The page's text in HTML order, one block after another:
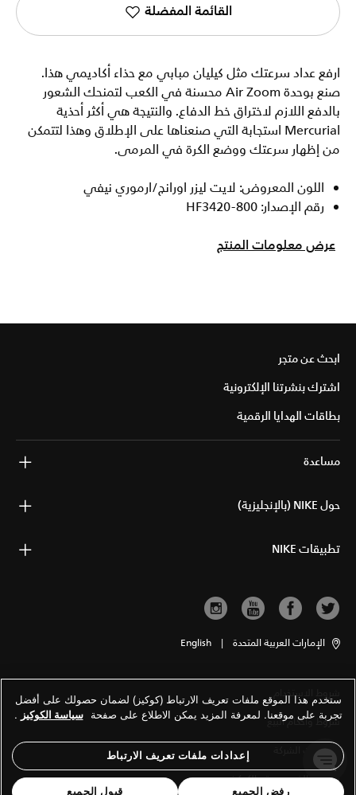
القائمة المفضلة
ارفع عداد سرعتك مثل كيليان مبابي مع حذاء أكاديمي هذا.
صنع بوحدة Air Zoom محسنة في الكعب لتمنحك الشعور
بالدفع اللازم لاختراق خط الدفاع. والنتيجة هي أكثر أحذية
Mercurial استجابة التي صنعناها على الإطلاق وهذا لتتمكن
من إظهار سرعتك ووضع الكرة في المرمى.
اللون المعروض: لايت ليزر اورانج/ارموري نيفي
رقم الإصدار: HF3420-800
عرض معلومات المنتج
ابحث عن متجر
اشترك بنشرتنا الإلكترونية
بطاقات الهدايا الرقمية
مساعدة
حول NIKE (بالإنجليزية)
تطبيقات NIKE
الإمارات العربية المتحدة |
English
شروط الاستخدام
شروط وأحكام البيع
معلومات الشركة
سياسة الخصوصية والكوكيز
ستخدم هذا الموقع ملفات تعريف الارتباط (كوكيز) لضمان حصولك على أفضل
تجربة على موقعنا. لمعرفة المزيد يمكن الاطلاع على صفحة سياسة الكوكيز .
إعدادات ملفات تعريف الارتباط
رفض الجميع قبول الجميع